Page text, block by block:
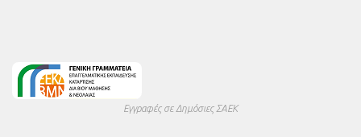
Εγγραφές σε Δημόσιες ΣΑΕΚ